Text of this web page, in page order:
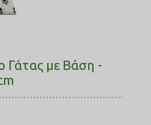
Γάτας με Βάση -